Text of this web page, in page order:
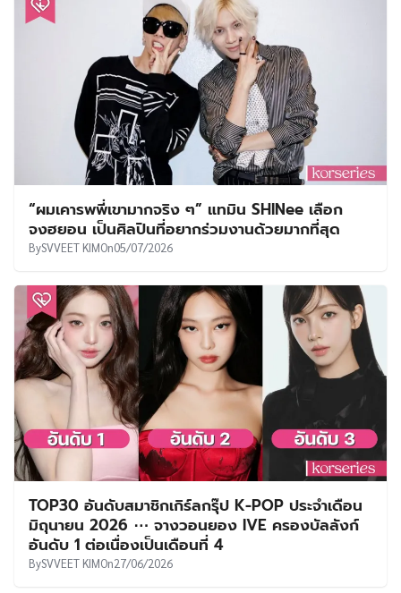
“ผมเคารพพี่เขามากจริง ๆ” แทมิน SHINee เลือก
จงฮยอน เป็นศิลปินที่อยากร่วมงานด้วยมากที่สุด
BySVVEET KIMOn05/07/2026
TOP30 อันดับสมาชิกเกิร์ลกรุ๊ป K-POP ประจำเดือน
มิถุนายน 2026 ⋯ จางวอนยอง IVE ครองบัลลังก์
อันดับ 1 ต่อเนื่องเป็นเดือนที่ 4
BySVVEET KIMOn27/06/2026